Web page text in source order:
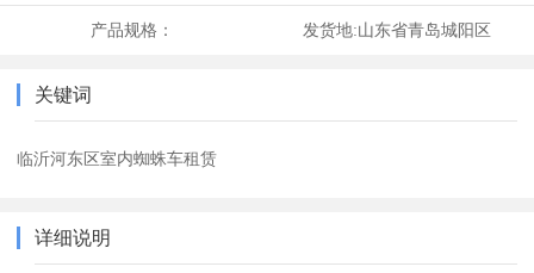
产品规格： 发货地:山东省青岛城阳区
关键词
临沂河东区室内蜘蛛车租赁
详细说明